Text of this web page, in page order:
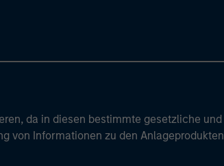
da in diesen bestimmte gesetzliche und
von Informationen zu den Anlageprodukten